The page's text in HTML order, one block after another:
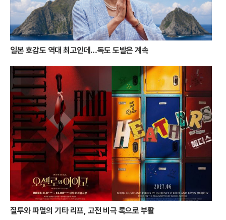
떠나온 이들에게 가장 화려하고도 따뜻한 위로가 되어줄 것이다.
일본 호감도 역대 최고인데…독도 도발은 계속
질투와 파멸의 기타 리프, 고전 비극 록으로 부활